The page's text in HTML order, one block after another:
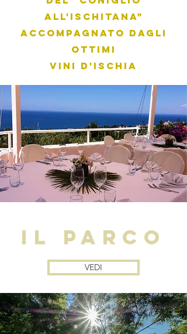
all'Ischitana"
accompagnato dagli
ottimi
vini d'Ischia
il parco
VEDI